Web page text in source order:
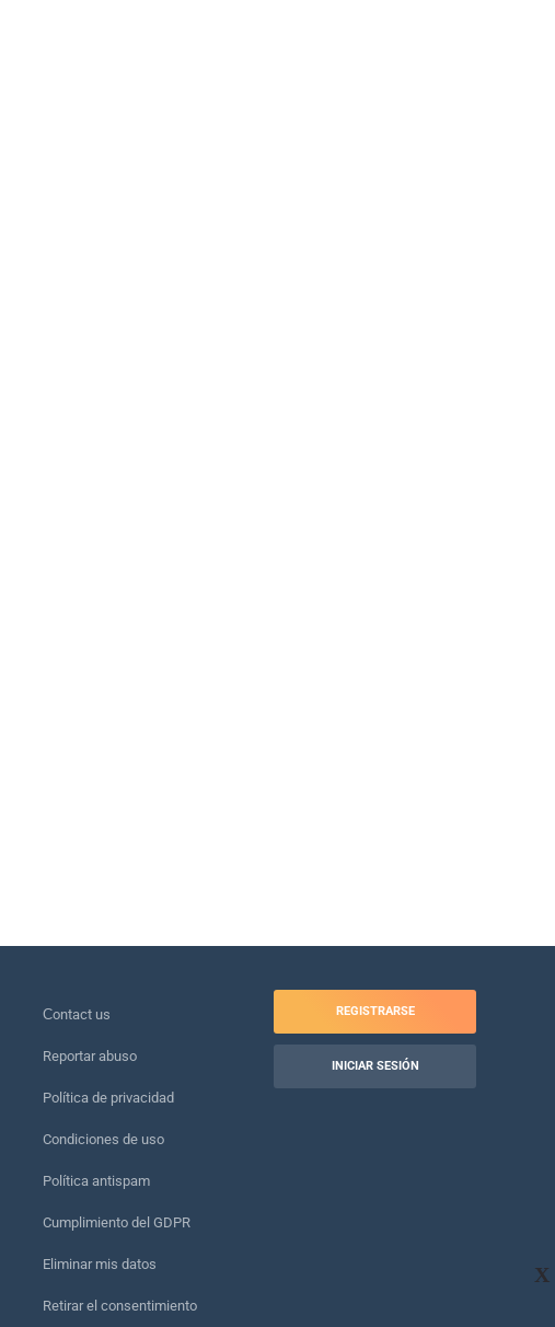
X
Сontact us
Reportar abuso
Política de privacidad
Condiciones de uso
Política antispam
Cumplimiento del GDPR
Eliminar mis datos
Retirar el consentimiento
REGISTRARSE
INICIAR SESIÓN